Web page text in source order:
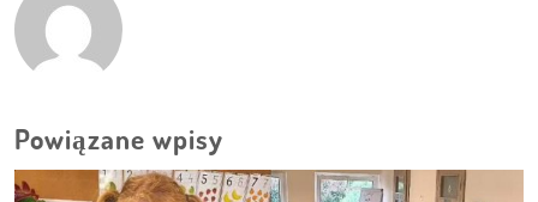
Powiązane wpisy